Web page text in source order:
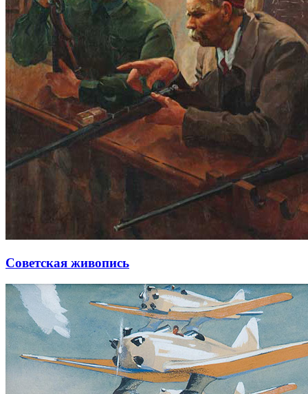
Советская живопись